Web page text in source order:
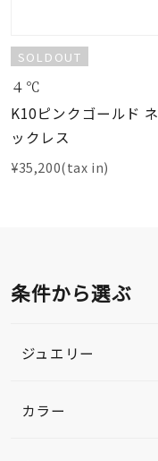
SOLDOUT
４℃
K10ピンクゴールド ネ
ックレス
¥35,200(tax in)
条件から選ぶ
ジュエリー
カラー